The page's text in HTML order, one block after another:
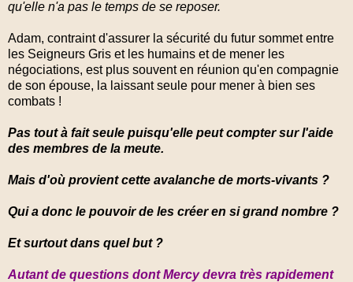
qu'elle n'a pas le temps de se reposer.
Adam, contraint d'assurer la sécurité du futur sommet entre
les Seigneurs Gris et les humains et de mener les
négociations, est plus souvent en réunion qu'en compagnie
de son épouse, la laissant seule pour mener à bien ses
combats !
Pas tout à fait seule puisqu'elle peut compter sur l'aide
des membres de la meute.
Mais d'où provient cette avalanche de morts-vivants ?
Qui a donc le pouvoir de les créer en si grand nombre ?
Et surtout dans quel but ?
Autant de questions dont Mercy devra très rapidement